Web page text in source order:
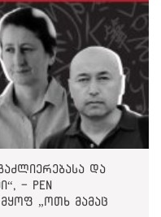
და
- PEN
„ოთხ მამაც